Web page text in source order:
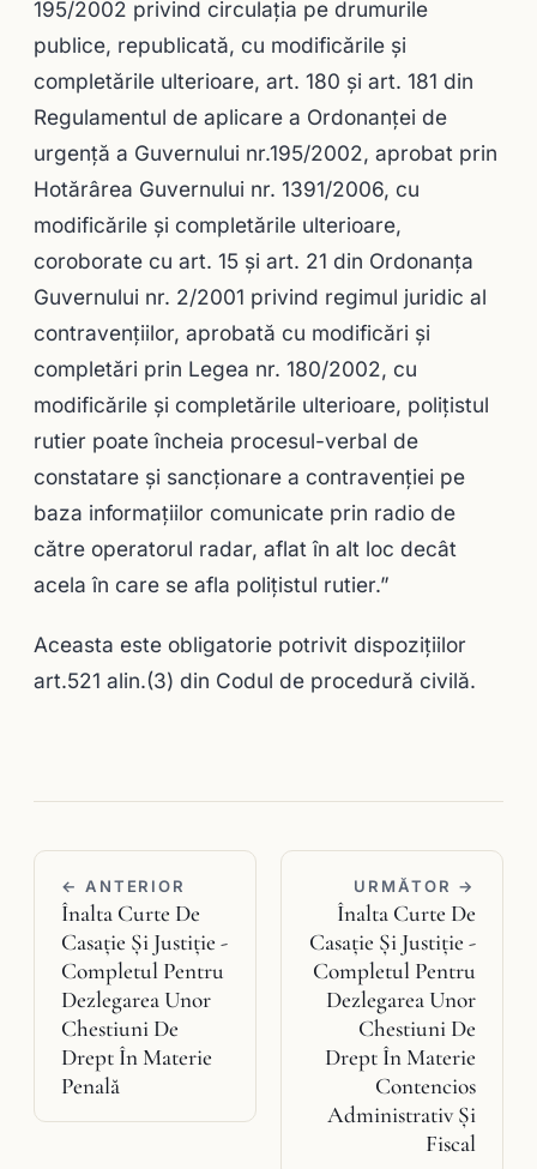
195/2002 privind circulaţia pe drumurile
publice, republicată, cu modificările şi
completările ulterioare, art. 180 şi art. 181 din
Regulamentul de aplicare a Ordonanţei de
urgenţă a Guvernului nr.195/2002, aprobat prin
Hotărârea Guvernului nr. 1391/2006, cu
modificările şi completările ulterioare,
coroborate cu art. 15 şi art. 21 din Ordonanţa
Guvernului nr. 2/2001 privind regimul juridic al
contravenţiilor, aprobată cu modificări şi
completări prin Legea nr. 180/2002, cu
modificările şi completările ulterioare, poliţistul
rutier poate încheia procesul-verbal de
constatare şi sancţionare a contravenţiei pe
baza informaţiilor comunicate prin radio de
către operatorul radar, aflat în alt loc decât
acela în care se afla poliţistul rutier.”
Aceasta este obligatorie potrivit dispoziţiilor
art.521 alin.(3) din Codul de procedură civilă.
← ANTERIOR
Înalta Curte De
Casaţie Şi Justiţie -
Completul Pentru
Dezlegarea Unor
Chestiuni De
Drept În Materie
Penală
URMĂTOR →
Înalta Curte De
Casaţie Şi Justiţie -
Completul Pentru
Dezlegarea Unor
Chestiuni De
Drept În Materie
Contencios
Administrativ Şi
Fiscal